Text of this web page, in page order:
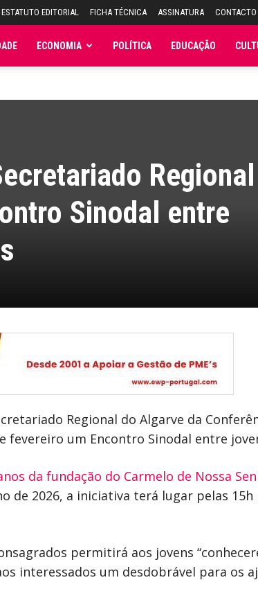
ESTATUTO EDITORIAL FICHA TÉCNICA ASSINATURA CONTACTO
ECONOMIA POLÍTICA EDUCAÇÃO
Sinodal entre
Regional do Algarve da
fevereiro um Encontro Sinodal entre
da fundação do Carmelo de Nossa
de 2026, a iniciativa terá lugar pelas
permitirá aos jovens
interessados um desdobrável para os